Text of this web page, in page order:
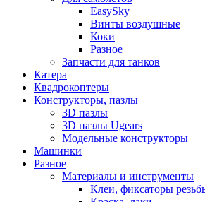
EasySky
Винты воздушные
Коки
Разное
Запчасти для танков
Катера
Квадрокоптеры
Конструкторы, пазлы
3D пазлы
3D пазлы Ugears
Модельные конструкторы
Машинки
Разное
Материалы и инструменты
Клеи, фиксаторы